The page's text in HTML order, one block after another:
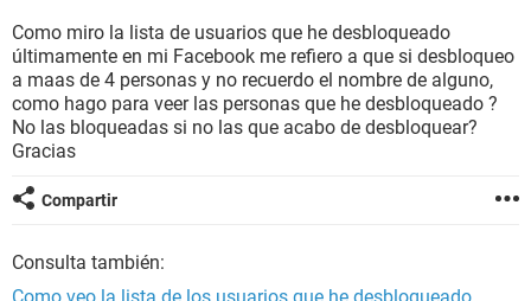
Como miro la lista de usuarios que he desbloqueado
últimamente en mi Facebook me refiero a que si desbloqueo
a maas de 4 personas y no recuerdo el nombre de alguno,
como hago para veer las personas que he desbloqueado ?
No las bloqueadas si no las que acabo de desbloquear?
Gracias
Compartir
Consulta también: